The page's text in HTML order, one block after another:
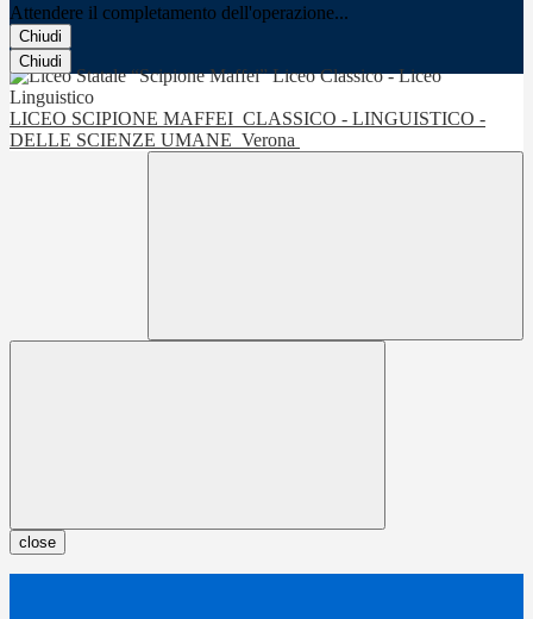
Attendere il completamento dell'operazione...
Chiudi
Chiudi
LICEO SCIPIONE MAFFEI CLASSICO - LINGUISTICO -
DELLE SCIENZE UMANE Verona
close